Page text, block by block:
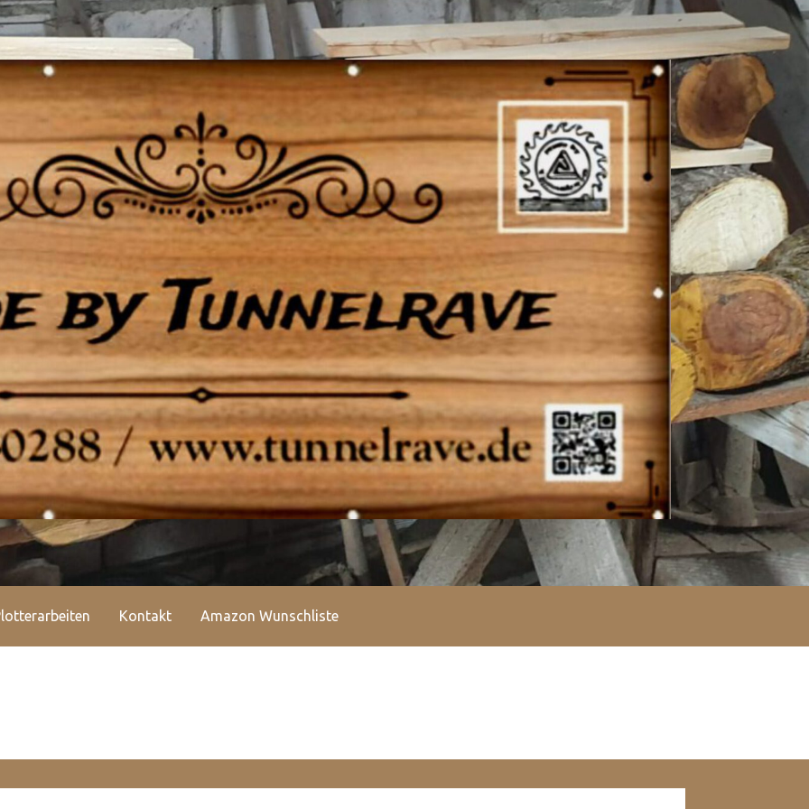
Kontakt Amazon Wunschliste